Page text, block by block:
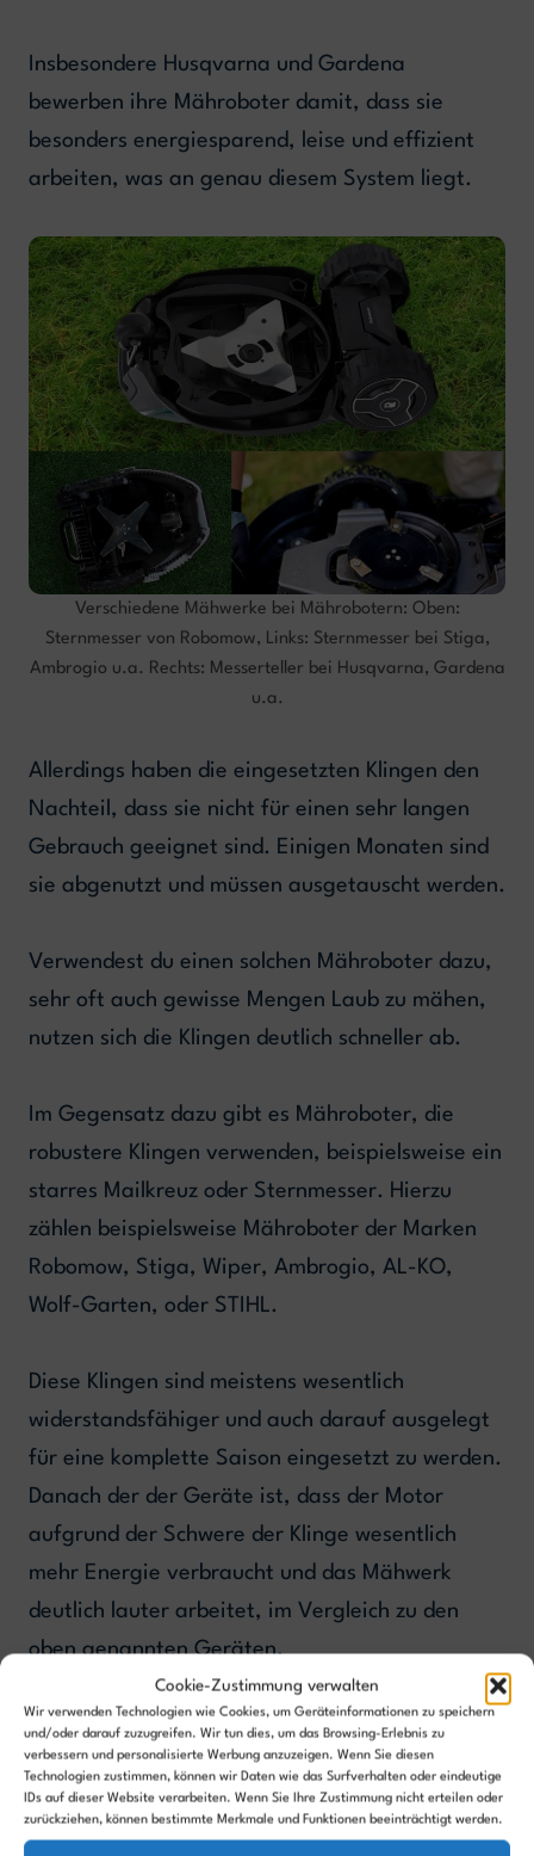
Cookie-Zustimmung verwalten
Wir verwenden Technologien wie Cookies, um Geräteinformationen zu speichern
und/oder darauf zuzugreifen. Wir tun dies, um das Browsing-Erlebnis zu
verbessern und personalisierte Werbung anzuzeigen. Wenn Sie diesen
Technologien zustimmen, können wir Daten wie das Surfverhalten oder eindeutige
IDs auf dieser Website verarbeiten. Wenn Sie Ihre Zustimmung nicht erteilen oder
zurückziehen, können bestimmte Merkmale und Funktionen beeinträchtigt werden.
Insbesondere Husqvarna und Gardena
bewerben ihre Mähroboter damit, dass sie
besonders energiesparend, leise und effizient
arbeiten, was an genau diesem System liegt.
Verschiedene Mähwerke bei Mährobotern: Oben:
Sternmesser von Robomow, Links: Sternmesser bei Stiga,
Ambrogio u.a. Rechts: Messerteller bei Husqvarna, Gardena
u.a.
Allerdings haben die eingesetzten Klingen den
Nachteil, dass sie nicht für einen sehr langen
Gebrauch geeignet sind. Einigen Monaten sind
sie abgenutzt und müssen ausgetauscht werden.
Verwendest du einen solchen Mähroboter dazu,
sehr oft auch gewisse Mengen Laub zu mähen,
nutzen sich die Klingen deutlich schneller ab.
Im Gegensatz dazu gibt es Mähroboter, die
robustere Klingen verwenden, beispielsweise ein
starres Mailkreuz oder Sternmesser. Hierzu
zählen beispielsweise Mähroboter der Marken
Robomow, Stiga, Wiper, Ambrogio, AL-KO,
Wolf-Garten, oder STIHL.
Diese Klingen sind meistens wesentlich
widerstandsfähiger und auch darauf ausgelegt
für eine komplette Saison eingesetzt zu werden.
Danach der der Geräte ist, dass der Motor
aufgrund der Schwere der Klinge wesentlich
mehr Energie verbraucht und das Mähwerk
deutlich lauter arbeitet, im Vergleich zu den
oben genannten Geräten.
Welches Gerät mit welchem Mähwerks bzw.
welcher Klinge arbeitet,findest du in diesem
Artikel.